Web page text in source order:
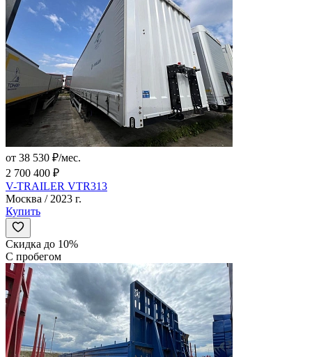
от 38 530 ₽/мес.
2 700 400 ₽
V-TRAILER VTR313
Москва / 2023 г.
Купить
Скидка до 10%
С пробегом